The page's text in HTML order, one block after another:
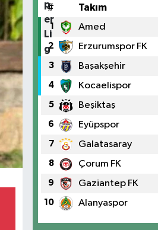
# Takım
1 Amed
2 Erzurumspor FK
3 Başakşehir
4 Kocaelispor
5 Beşiktaş
6 Eyüpspor
7 Galatasaray
8 Çorum FK
9 Gaziantep FK
10 Alanyaspor